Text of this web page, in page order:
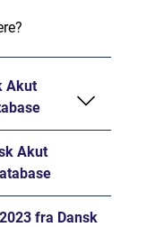
Akut
Akut
fra Dansk